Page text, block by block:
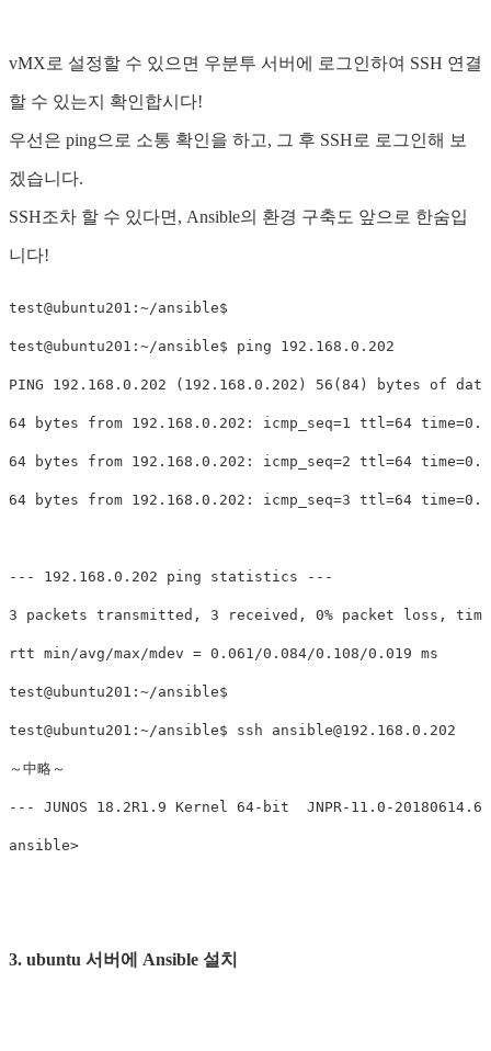
vMX로 설정할 수 있으면 우분투 서버에 로그인하여 SSH 연결
할 수 있는지 확인합시다!
우선은 ping으로 소통 확인을 하고, 그 후 SSH로 로그인해 보
겠습니다.
SSH조차 할 수 있다면, Ansible의 환경 구축도 앞으로 한숨입
니다!
test@ubuntu201:~/ansible$
test@ubuntu201:~/ansible$ ping 192.168.0.202
PING 192.168.0.202 (192.168.0.202) 56(84) bytes of
64 bytes from 192.168.0.202: icmp_seq=1 ttl=64
64 bytes from 192.168.0.202: icmp_seq=2 ttl=64
64 bytes from 192.168.0.202: icmp_seq=3 ttl=64
--- 192.168.0.202 ping statistics ---
3 packets transmitted, 3 received, 0% packet loss, time
rtt min/avg/max/mdev = 0.061/0.084/0.108/0.019 ms
test@ubuntu201:~/ansible$
test@ubuntu201:~/ansible$ ssh ansible@192.168.0.202
～中略～
--- JUNOS 18.2R1.9 Kernel 64-bit  JNPR-11.0-
3. ubuntu 서버에 Ansible 설치